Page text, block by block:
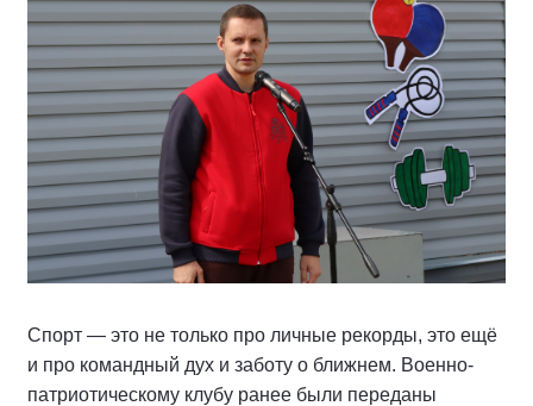
Спорт — это не только про личные рекорды, это ещё
и про командный дух и заботу о ближнем. Военно-
патриотическому клубу ранее были переданы